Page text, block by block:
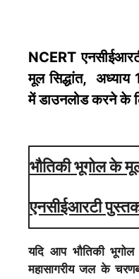
NCERT
मूल सिद्धांत, अध्याय
में डाउनलोड करने के
भौतिकी भूगोल के
एनसीईआरटी
यदि आप भौतिकी
महासागरीय जल के